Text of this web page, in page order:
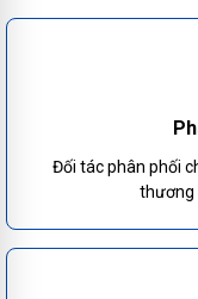
Đối tác phân phối
thương